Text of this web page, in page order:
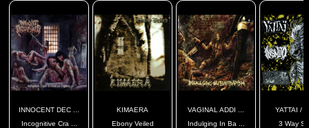
INNOCENT DEC ...
Incognitive Cra ...
KIMAERA
Ebony Veiled
VAGINAL ADDI ...
Indulging In Ba ...
YATTAI /
3 Way